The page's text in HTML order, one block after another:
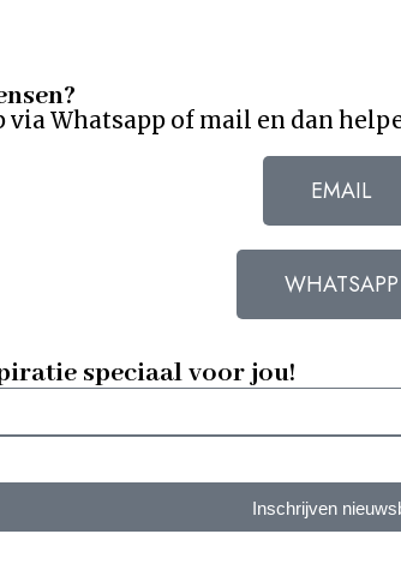
via Whatsapp of mail en dan
EMAIL
WHATSAPP
speciaal voor jou!
Inschrijven